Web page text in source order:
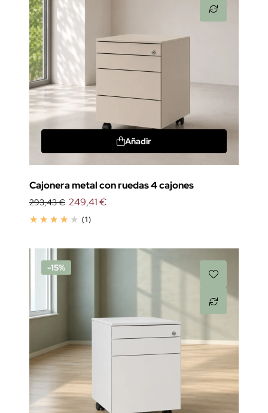
Añadir
Cajonera metal con ruedas 4 cajones
293,43 €
(1)
249,41 €
-15%